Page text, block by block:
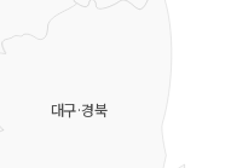
대구·경북